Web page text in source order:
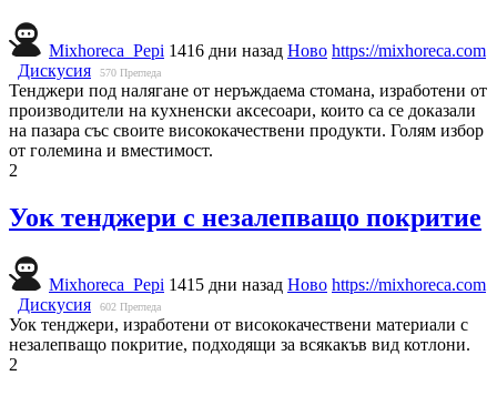
Mixhoreca_Pepi 1416 дни назад Ново https://mixhoreca.com
Дискусия
570 Прегледа
Тенджери под налягане от неръждаема стомана, изработени от
производители на кухненски аксесоари, които са се доказали
на пазара със своите висококачествени продукти. Голям избор
от големина и вместимост.
2
Уок тенджери с незалепващо покритие
Mixhoreca_Pepi 1415 дни назад Ново https://mixhoreca.com
Дискусия
602 Прегледа
Уок тенджери, изработени от висококачествени материали с
незалепващо покритие, подходящи за всякакъв вид котлони.
2